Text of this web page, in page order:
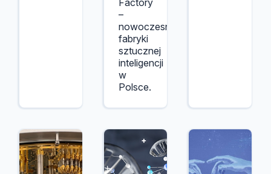
Factory
–
nowoczesnej
fabryki
sztucznej
inteligencji
w
Polsce.